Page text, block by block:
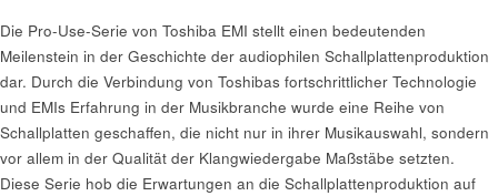
Die Pro-Use-Serie von Toshiba EMI stellt einen bedeutenden
Meilenstein in der Geschichte der audiophilen Schallplattenproduktion
dar. Durch die Verbindung von Toshibas fortschrittlicher Technologie
und EMIs Erfahrung in der Musikbranche wurde eine Reihe von
Schallplatten geschaffen, die nicht nur in ihrer Musikauswahl, sondern
vor allem in der Qualität der Klangwiedergabe Maßstäbe setzten.
Diese Serie hob die Erwartungen an die Schallplattenproduktion auf